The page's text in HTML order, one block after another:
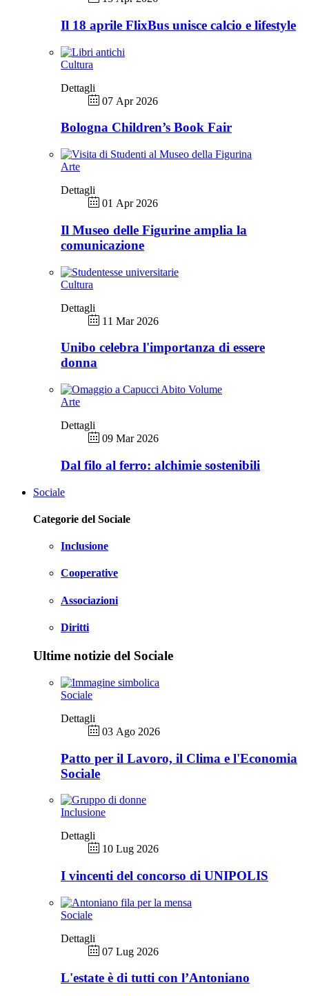
Il 18 aprile FlixBus unisce calcio e lifestyle
Cultura
Dettagli
07 Apr 2026
Bologna Children’s Book Fair
Arte
Dettagli
01 Apr 2026
Il Museo delle Figurine amplia la
comunicazione
Cultura
Dettagli
11 Mar 2026
Unibo celebra l'importanza di essere
donna
Arte
Dettagli
09 Mar 2026
Dal filo al ferro: alchimie sostenibili
Sociale
Categorie del Sociale
Inclusione
Cooperative
Associazioni
Diritti
Ultime notizie del Sociale
Sociale
Dettagli
03 Ago 2026
Patto per il Lavoro, il Clima e l'Economia
Sociale
Inclusione
Dettagli
10 Lug 2026
I vincenti del concorso di UNIPOLIS
Sociale
Dettagli
07 Lug 2026
L'estate è di tutti con l’Antoniano